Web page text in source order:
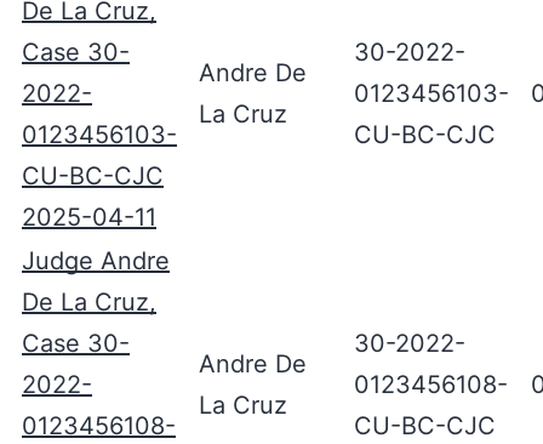
De La Cruz,
Case 30-
2022-
0123456103-
CU-BC-CJC
2025-04-11
Andre De
La Cruz
30-2022-
0123456103-
CU-BC-CJC
Judge Andre
De La Cruz,
Case 30-
2022-
0123456108-
Andre De
La Cruz
30-2022-
0123456108-
CU-BC-CJC